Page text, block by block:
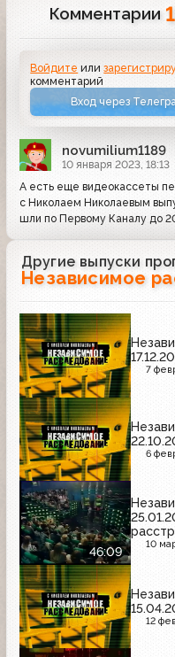
Комментарии 1
Войдите или
комментарий
Вход через
novumilium1189
10 января 2023, 18:13
А есть еще видеокассеты
с Николаем Николаевым
шли по Первому Каналу до
Другие выпуски
Независимое
7
6
46:09
10
12